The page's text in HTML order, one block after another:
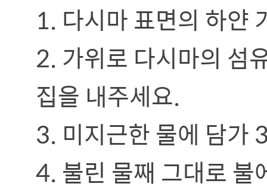
1. 다시마 표면의 하얀
2. 가위로 다시마의 섬
집을 내주세요.
3. 미지근한 물에 담가
4. 불린 물째 그대로 불